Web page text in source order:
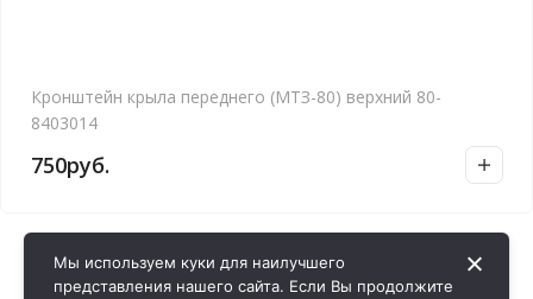
Кронштейн крыла переднего (МТЗ-80) верхний 80-
8403014
750руб.
Мы используем куки для наилучшего
представления нашего сайта. Если Вы продолжите